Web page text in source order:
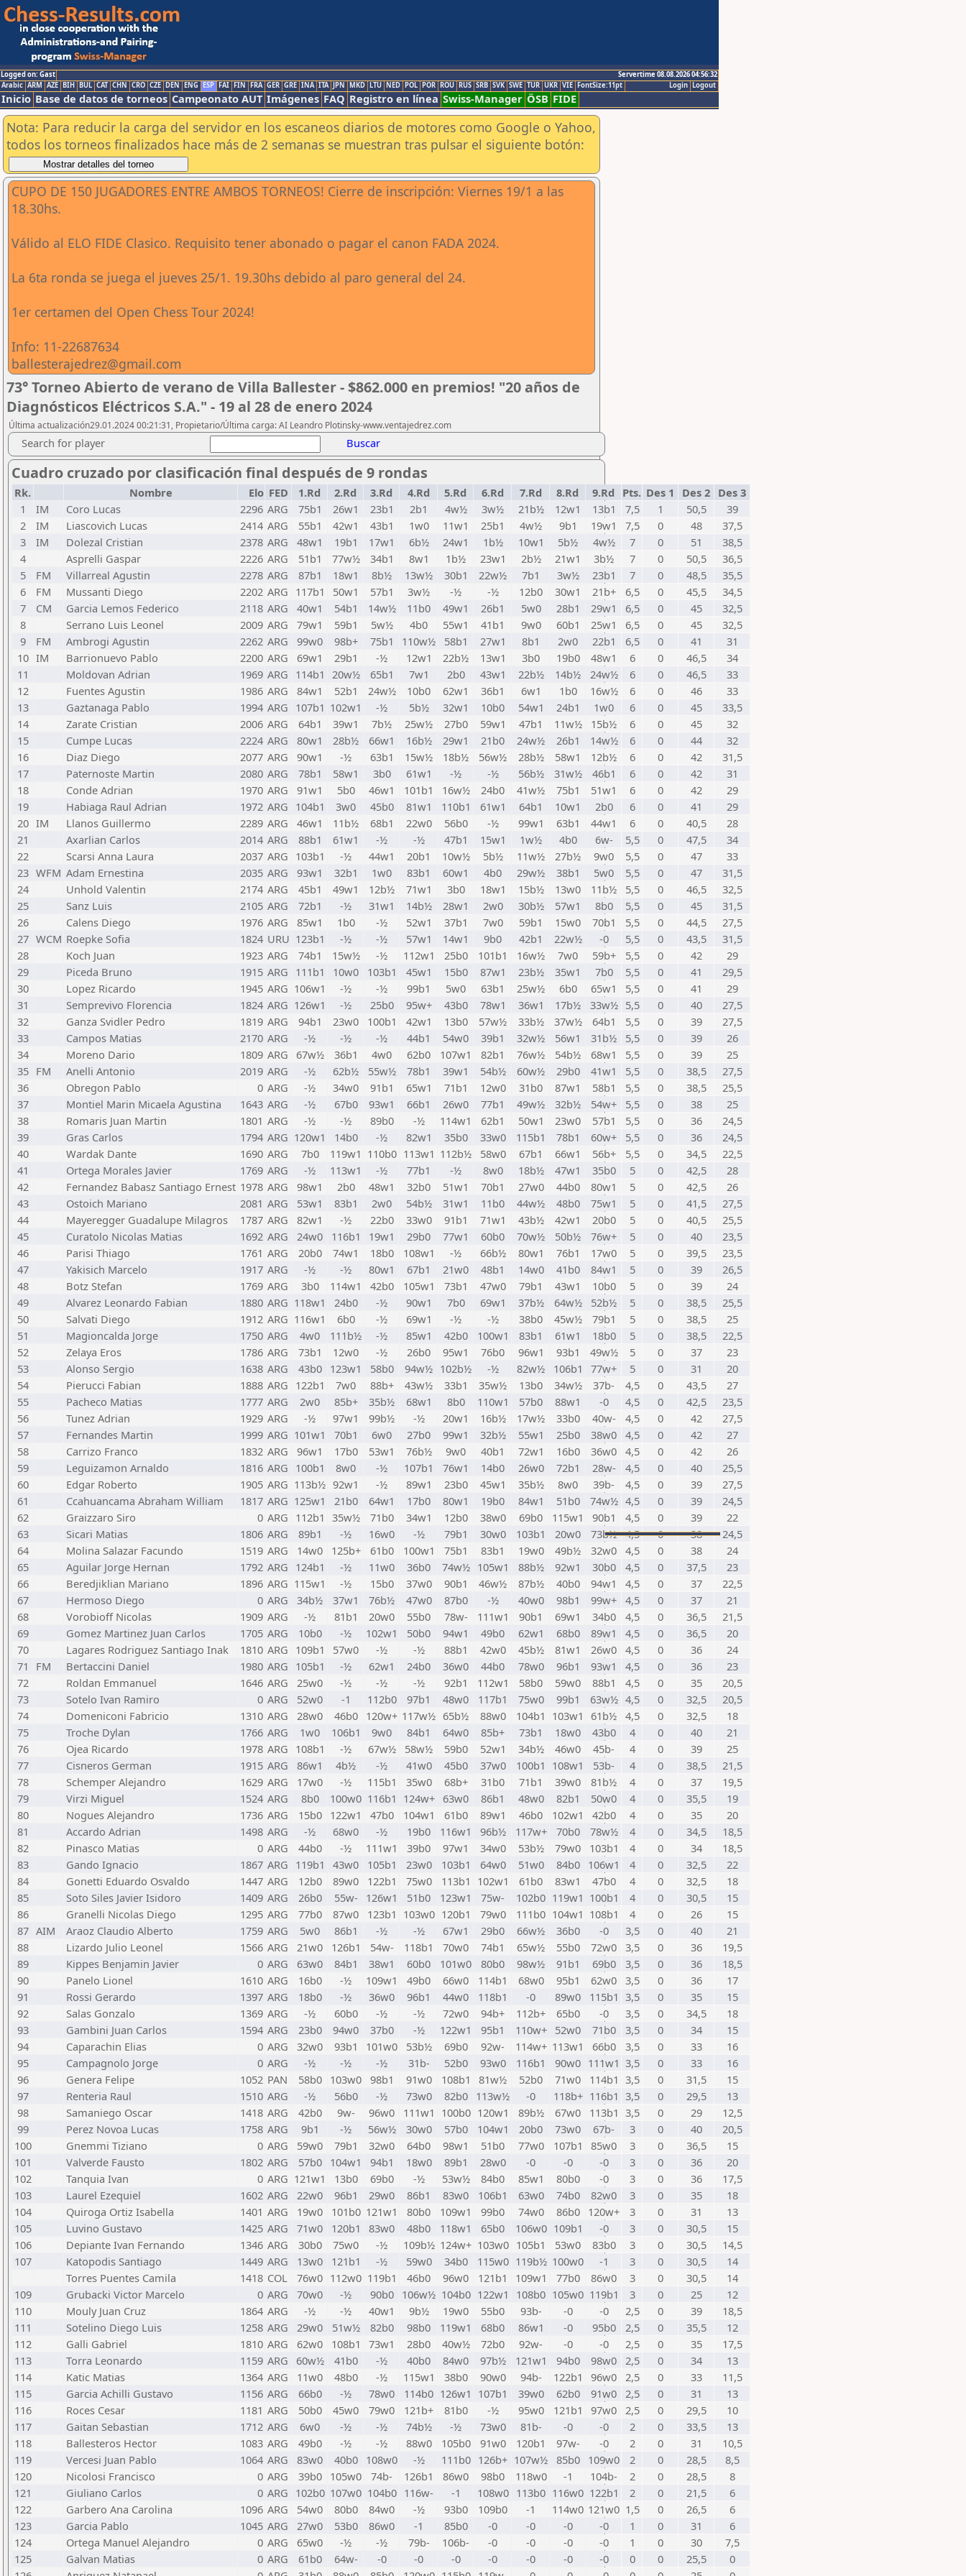
Logged on: Gast
Servertime 08.08.2026 04:56:32
Logout
Login
Arabic ARM AZE BIH BUL CAT CHN CRO CZE DEN ENG ESP FAI FIN FRA GER GRE INA ITA JPN MKD LTU NED POL POR ROU RUS SRB SVK SWE TUR UKR VIE FontSize:11pt
Inicio Base de datos de torneos Campeonato AUT Imágenes FAQ Registro en línea Swiss-Manager ÖSB FIDE
Nota: Para reducir la carga del servidor en los escaneos diarios de motores como Google o Yahoo,
todos los torneos finalizados hace más de 2 semanas se muestran tras pulsar el siguiente botón:
CUPO DE 150 JUGADORES ENTRE AMBOS TORNEOS! Cierre de inscripción: Viernes 19/1 a las
18.30hs.
Válido al ELO FIDE Clasico. Requisito tener abonado o pagar el canon FADA 2024.
La 6ta ronda se juega el jueves 25/1. 19.30hs debido al paro general del 24.
1er certamen del Open Chess Tour 2024!
Info: 11-22687634
ballesterajedrez@gmail.com
73° Torneo Abierto de verano de Villa Ballester - $862.000 en premios! "20 años de
Diagnósticos Eléctricos S.A." - 19 al 28 de enero 2024
Última actualización29.01.2024 00:21:31, Propietario/Última carga: AI Leandro Plotinsky-www.ventajedrez.com
Search for player Buscar
Cuadro cruzado por clasificación final después de 9 rondas
Rk. Nombre Elo FED 1.Rd 2.Rd 3.Rd 4.Rd 5.Rd 6.Rd 7.Rd 8.Rd 9.Rd Pts. Des 1 Des 2 Des 3
1
IM Coro Lucas 2296 ARG 75b1 26w1 23b1 2b1 4w½ 3w½ 21b½ 12w1 13b1 7,5 1 50,5
39
2
IM Liascovich Lucas 2414 ARG 55b1 42w1 43b1 1w0 11w1 25b1 4w½ 9b1 19w1 7,5 0 48
37,5
3
IM Dolezal Cristian 2378 ARG 48w1 19b1 17w1 6b½ 24w1 1b½ 10w1 5b½ 4w½ 7 0 51
38,5
4
Asprelli Gaspar 2226 ARG 51b1 77w½ 34b1 8w1 1b½ 23w1 2b½ 21w1 3b½ 7 0 50,5
36,5
5
FM Villarreal Agustin 2278 ARG 87b1 18w1 8b½ 13w½ 30b1 22w½ 7b1 3w½ 23b1 7 0 48,5
35,5
6
FM Mussanti Diego 2202 ARG 117b1 50w1 57b1 3w½ -½ -½ 12b0 30w1 21b+ 6,5 0 45,5
34,5
7
CM Garcia Lemos Federico 2118 ARG 40w1 54b1 14w½ 11b0 49w1 26b1 5w0 28b1 29w1 6,5 0 45
32,5
8
Serrano Luis Leonel 2009 ARG 79w1 59b1 5w½ 4b0 55w1 41b1 9w0 60b1 25w1 6,5 0 45
32,5
9
FM Ambrogi Agustin 2262 ARG 99w0 98b+ 75b1 110w½ 58b1 27w1 8b1 2w0 22b1 6,5 0 41
31
10 IM Barrionuevo Pablo 2200 ARG 69w1 29b1 -½ 12w1 22b½ 13w1 3b0 19b0 48w1 6 0 46,5
34
11
Moldovan Adrian 1969 ARG 114b1 20w½ 65b1 7w1 2b0 43w1 22b½ 14b½ 24w½ 6 0 46,5
33
12
Fuentes Agustin 1986 ARG 84w1 52b1 24w½ 10b0 62w1 36b1 6w1 1b0 16w½ 6 0 46
33
13
Gaztanaga Pablo 1994 ARG 107b1 102w1 -½ 5b½ 32w1 10b0 54w1 24b1 1w0 6 0 45
33,5
14
Zarate Cristian 2006 ARG 64b1 39w1 7b½ 25w½ 27b0 59w1 47b1 11w½ 15b½ 6 0 45
32
15
Cumpe Lucas 2224 ARG 80w1 28b½ 66w1 16b½ 29w1 21b0 24w½ 26b1 14w½ 6 0 44
32
16
Diaz Diego 2077 ARG 90w1 -½ 63b1 15w½ 18b½ 56w½ 28b½ 58w1 12b½ 6 0 42
31,5
17
Paternoste Martin 2080 ARG 78b1 58w1 3b0 61w1 -½ -½ 56b½ 31w½ 46b1 6 0 42
31
18
Conde Adrian 1970 ARG 91w1 5b0 46w1 101b1 16w½ 24b0 41w½ 75b1 51w1 6 0 42
29
19
Habiaga Raul Adrian 1972 ARG 104b1 3w0 45b0 81w1 110b1 61w1 64b1 10w1 2b0 6 0 41
29
20 IM Llanos Guillermo 2289 ARG 46w1 11b½ 68b1 22w0 56b0 -½ 99w1 63b1 44w1 6 0 40,5
28
21
Axarlian Carlos 2014 ARG 88b1 61w1 -½ -½ 47b1 15w1 1w½ 4b0 6w- 5,5 0 47,5
34
22
Scarsi Anna Laura 2037 ARG 103b1 -½ 44w1 20b1 10w½ 5b½ 11w½ 27b½ 9w0 5,5 0 47
33
23 WFM Adam Ernestina 2035 ARG 93w1 32b1 1w0 83b1 60w1 4b0 29w½ 38b1 5w0 5,5 0 47
31,5
24
Unhold Valentin 2174 ARG 45b1 49w1 12b½ 71w1 3b0 18w1 15b½ 13w0 11b½ 5,5 0 46,5
32,5
25
Sanz Luis 2105 ARG 72b1 -½ 31w1 14b½ 28w1 2w0 30b½ 57w1 8b0 5,5 0 45
31,5
26
Calens Diego 1976 ARG 85w1 1b0 -½ 52w1 37b1 7w0 59b1 15w0 70b1 5,5 0 44,5
27,5
27 WCM Roepke Sofia 1824 URU 123b1 -½ -½ 57w1 14w1 9b0 42b1 22w½ -0 5,5 0 43,5
31,5
28
Koch Juan 1923 ARG 74b1 15w½ -½ 112w1 25b0 101b1 16w½ 7w0 59b+ 5,5 0 42
29
29
Piceda Bruno 1915 ARG 111b1 10w0 103b1 45w1 15b0 87w1 23b½ 35w1 7b0 5,5 0 41
29,5
30
Lopez Ricardo 1945 ARG 106w1 -½ -½ 99b1 5w0 63b1 25w½ 6b0 65w1 5,5 0 41
29
31
Semprevivo Florencia 1824 ARG 126w1 -½ 25b0 95w+ 43b0 78w1 36w1 17b½ 33w½ 5,5 0 40
27,5
32
Ganza Svidler Pedro 1819 ARG 94b1 23w0 100b1 42w1 13b0 57w½ 33b½ 37w½ 64b1 5,5 0 39
27,5
33
Campos Matias 2170 ARG -½ -½ -½ 44b1 54w0 39b1 32w½ 56w1 31b½ 5,5 0 39
26
34
Moreno Dario 1809 ARG 67w½ 36b1 4w0 62b0 107w1 82b1 76w½ 54b½ 68w1 5,5 0 39
25
35 FM Anelli Antonio 2019 ARG -½ 62b½ 55w½ 78b1 39w1 54b½ 60w½ 29b0 41w1 5,5 0 38,5
27,5
36
Obregon Pablo 0 ARG -½ 34w0 91b1 65w1 71b1 12w0 31b0 87w1 58b1 5,5 0 38,5
25,5
37
Montiel Marin Micaela Agustina 1643 ARG -½ 67b0 93w1 66b1 26w0 77b1 49w½ 32b½ 54w+ 5,5 0 38
25
38
Romaris Juan Martin 1801 ARG -½ -½ 89b0 -½ 114w1 62b1 50w1 23w0 57b1 5,5 0 36
24,5
39
Gras Carlos 1794 ARG 120w1 14b0 -½ 82w1 35b0 33w0 115b1 78b1 60w+ 5,5 0 36
24,5
40
Wardak Dante 1690 ARG 7b0 119w1 110b0 113w1 112b½ 58w0 67b1 66w1 56b+ 5,5 0 34,5
22,5
41
Ortega Morales Javier 1769 ARG -½ 113w1 -½ 77b1 -½ 8w0 18b½ 47w1 35b0 5 0 42,5
28
42
Fernandez Babasz Santiago Ernest 1978 ARG 98w1 2b0 48w1 32b0 51w1 70b1 27w0 44b0 80w1 5 0 42,5
26
43
Ostoich Mariano 2081 ARG 53w1 83b1 2w0 54b½ 31w1 11b0 44w½ 48b0 75w1 5 0 41,5
27,5
44
Mayeregger Guadalupe Milagros 1787 ARG 82w1 -½ 22b0 33w0 91b1 71w1 43b½ 42w1 20b0 5 0 40,5
25,5
45
Curatolo Nicolas Matias 1692 ARG 24w0 116b1 19w1 29b0 77w1 60b0 70w½ 50b½ 76w+ 5 0 40
23,5
46
Parisi Thiago 1761 ARG 20b0 74w1 18b0 108w1 -½ 66b½ 80w1 76b1 17w0 5 0 39,5
23,5
47
Yakisich Marcelo 1917 ARG -½ -½ 80w1 67b1 21w0 48b1 14w0 41b0 84w1 5 0 39
26,5
48
Botz Stefan 1769 ARG 3b0 114w1 42b0 105w1 73b1 47w0 79b1 43w1 10b0 5 0 39
24
49
Alvarez Leonardo Fabian 1880 ARG 118w1 24b0 -½ 90w1 7b0 69w1 37b½ 64w½ 52b½ 5 0 38,5
25,5
50
Salvati Diego 1912 ARG 116w1 6b0 -½ 69w1 -½ -½ 38b0 45w½ 79b1 5 0 38,5
25
51
Magioncalda Jorge 1750 ARG 4w0 111b½ -½ 85w1 42b0 100w1 83b1 61w1 18b0 5 0 38,5
22,5
52
Zelaya Eros 1786 ARG 73b1 12w0 -½ 26b0 95w1 76b0 96w1 93b1 49w½ 5 0 37
23
53
Alonso Sergio 1638 ARG 43b0 123w1 58b0 94w½ 102b½ -½ 82w½ 106b1 77w+ 5 0 31
20
54
Pierucci Fabian 1888 ARG 122b1 7w0 88b+ 43w½ 33b1 35w½ 13b0 34w½ 37b- 4,5 0 43,5
27
55
Pacheco Matias 1777 ARG 2w0 85b+ 35b½ 68w1 8b0 110w1 57b0 88w1 -0 4,5 0 42,5
23,5
56
Tunez Adrian 1929 ARG -½ 97w1 99b½ -½ 20w1 16b½ 17w½ 33b0 40w- 4,5 0 42
27,5
57
Fernandes Martin 1999 ARG 101w1 70b1 6w0 27b0 99w1 32b½ 55w1 25b0 38w0 4,5 0 42
27
58
Carrizo Franco 1832 ARG 96w1 17b0 53w1 76b½ 9w0 40b1 72w1 16b0 36w0 4,5 0 42
26
59
Leguizamon Arnaldo 1816 ARG 100b1 8w0 -½ 107b1 76w1 14b0 26w0 72b1 28w- 4,5 0 40
25,5
60
Edgar Roberto 1905 ARG 113b½ 92w1 -½ 89w1 23b0 45w1 35b½ 8w0 39b- 4,5 0 39
27,5
61
Ccahuancama Abraham William 1817 ARG 125w1 21b0 64w1 17b0 80w1 19b0 84w1 51b0 74w½ 4,5 0 39
24,5
62
Graizzaro Siro 0 ARG 112b1 35w½ 71b0 34w1 12b0 38w0 69b0 115w1 90b1 4,5 0 39
22
63
Sicari Matias 1806 ARG 89b1 -½ 16w0 -½ 79b1 30w0 103b1 20w0 73b½ 4,5 0 38
24,5
64
Molina Salazar Facundo 1519 ARG 14w0 125b+ 61b0 100w1 75b1 83b1 19w0 49b½ 32w0 4,5 0 38
24
65
Aguilar Jorge Hernan 1792 ARG 124b1 -½ 11w0 36b0 74w½ 105w1 88b½ 92w1 30b0 4,5 0 37,5
23
66
Beredjiklian Mariano 1896 ARG 115w1 -½ 15b0 37w0 90b1 46w½ 87b½ 40b0 94w1 4,5 0 37
22,5
67
Hermoso Diego 0 ARG 34b½ 37w1 76b½ 47w0 87b0 -½ 40w0 98b1 99w+ 4,5 0 37
21
68
Vorobioff Nicolas 1909 ARG -½ 81b1 20w0 55b0 78w- 111w1 90b1 69w1 34b0 4,5 0 36,5
21,5
69
Gomez Martinez Juan Carlos 1705 ARG 10b0 -½ 102w1 50b0 94w1 49b0 62w1 68b0 89w1 4,5 0 36,5
20
70
Lagares Rodriguez Santiago Inak 1810 ARG 109b1 57w0 -½ -½ 88b1 42w0 45b½ 81w1 26w0 4,5 0 36
24
71
FM Bertaccini Daniel 1980 ARG 105b1 -½ 62w1 24b0 36w0 44b0 78w0 96b1 93w1 4,5 0 36
23
72
Roldan Emmanuel 1646 ARG 25w0 -½ -½ -½ 92b1 112w1 58b0 59w0 88b1 4,5 0 35
20,5
73
Sotelo Ivan Ramiro 0 ARG 52w0 -1 112b0 97b1 48w0 117b1 75w0 99b1 63w½ 4,5 0 32,5
20,5
74
Domeniconi Fabricio 1310 ARG 28w0 46b0 120w+ 117w½ 65b½ 88w0 104b1 103w1 61b½ 4,5 0 32,5
18
75
Troche Dylan 1766 ARG 1w0 106b1 9w0 84b1 64w0 85b+ 73b1 18w0 43b0 4 0 40
21
76
Ojea Ricardo 1978 ARG 108b1 -½ 67w½ 58w½ 59b0 52w1 34b½ 46w0 45b- 4 0 39
25
77
Cisneros German 1915 ARG 86w1 4b½ -½ 41w0 45b0 37w0 100b1 108w1 53b- 4 0 38,5
21,5
78
Schemper Alejandro 1629 ARG 17w0 -½ 115b1 35w0 68b+ 31b0 71b1 39w0 81b½ 4 0 37
19,5
79
Virzi Miguel 1524 ARG 8b0 100w0 116b1 124w+ 63w0 86b1 48w0 82b1 50w0 4 0 35,5
19
80
Nogues Alejandro 1736 ARG 15b0 122w1 47b0 104w1 61b0 89w1 46b0 102w1 42b0 4 0 35
20
81
Accardo Adrian 1498 ARG -½ 68w0 -½ 19b0 116w1 96b½ 117w+ 70b0 78w½ 4 0 34,5
18,5
82
Pinasco Matias 0 ARG 44b0 -½ 111w1 39b0 97w1 34w0 53b½ 79w0 103b1 4 0 34
18,5
83
Gando Ignacio 1867 ARG 119b1 43w0 105b1 23w0 103b1 64w0 51w0 84b0 106w1 4 0 32,5
22
84
Gonetti Eduardo Osvaldo 1447 ARG 12b0 89w0 122b1 75w0 113b1 102w1 61b0 83w1 47b0 4 0 32,5
18
85
Soto Siles Javier Isidoro 1409 ARG 26b0 55w- 126w1 51b0 123w1 75w- 102b0 119w1 100b1 4 0 30,5
15
86
Granelli Nicolas Diego 1295 ARG 77b0 87w0 123b1 103w0 120b1 79w0 111b0 104w1 108b1 4 0 26
15
87 AIM Araoz Claudio Alberto 1759 ARG 5w0 86b1 -½ -½ 67w1 29b0 66w½ 36b0 -0 3,5 0 40
21
88
Lizardo Julio Leonel 1566 ARG 21w0 126b1 54w- 118b1 70w0 74b1 65w½ 55b0 72w0 3,5 0 36
19,5
89
Kippes Benjamin Javier 0 ARG 63w0 84b1 38w1 60b0 101w0 80b0 98w½ 91b1 69b0 3,5 0 36
18,5
90
Panelo Lionel 1610 ARG 16b0 -½ 109w1 49b0 66w0 114b1 68w0 95b1 62w0 3,5 0 36
17
91
Rossi Gerardo 1397 ARG 18b0 -½ 36w0 96b1 44w0 118b1 -0 89w0 115b1 3,5 0 35
15
92
Salas Gonzalo 1369 ARG -½ 60b0 -½ -½ 72w0 94b+ 112b+ 65b0 -0 3,5 0 34,5
18
93
Gambini Juan Carlos 1594 ARG 23b0 94w0 37b0 -½ 122w1 95b1 110w+ 52w0 71b0 3,5 0 34
15
94
Caparachin Elias 0 ARG 32w0 93b1 101w0 53b½ 69b0 92w- 114w+ 113w1 66b0 3,5 0 33
16
95
Campagnolo Jorge 0 ARG -½ -½ -½ 31b- 52b0 93w0 116b1 90w0 111w1 3,5 0 33
16
96
Genera Felipe 1052 PAN 58b0 103w0 98b1 91w0 108b1 81w½ 52b0 71w0 114b1 3,5 0 31,5
15
97
Renteria Raul 1510 ARG -½ 56b0 -½ 73w0 82b0 113w½ -0 118b+ 116b1 3,5 0 29,5
13
98
Samaniego Oscar 1418 ARG 42b0 9w- 96w0 111w1 100b0 120w1 89b½ 67w0 113b1 3,5 0 29
12,5
99
Perez Novoa Lucas 1758 ARG 9b1 -½ 56w½ 30w0 57b0 104w1 20b0 73w0 67b- 3 0 40
20,5
100
Gnemmi Tiziano 0 ARG 59w0 79b1 32w0 64b0 98w1 51b0 77w0 107b1 85w0 3 0 36,5
15
101
Valverde Fausto 1802 ARG 57b0 104w1 94b1 18w0 89b1 28w0 -0 -0 -0 3 0 36
20
102
Tanquia Ivan 0 ARG 121w1 13b0 69b0 -½ 53w½ 84b0 85w1 80b0 -0 3 0 36
17,5
103
Laurel Ezequiel 1602 ARG 22w0 96b1 29w0 86b1 83w0 106b1 63w0 74b0 82w0 3 0 35
18
104
Quiroga Ortiz Isabella 1401 ARG 19w0 101b0 121w1 80b0 109w1 99b0 74w0 86b0 120w+ 3 0 31
13
105
Luvino Gustavo 1425 ARG 71w0 120b1 83w0 48b0 118w1 65b0 106w0 109b1 -0 3 0 30,5
15
106
Depiante Ivan Fernando 1346 ARG 30b0 75w0 -½ 109b½ 124w+ 103w0 105b1 53w0 83b0 3 0 30,5
14,5
107
Katopodis Santiago 1449 ARG 13w0 121b1 -½ 59w0 34b0 115w0 119b½ 100w0 -1 3 0 30,5
14
Torres Puentes Camila
1418 COL 76w0 112w0 119b1 46b0 96w0 121b1 109w1 77b0 86w0 3 0 30,5
14
109
Grubacki Victor Marcelo 0 ARG 70w0 -½ 90b0 106w½ 104b0 122w1 108b0 105w0 119b1 3 0 25
12
110
Mouly Juan Cruz 1864 ARG -½ -½ 40w1 9b½ 19w0 55b0 93b- -0 -0 2,5 0 39
18,5
111
Sotelino Diego Luis 1258 ARG 29w0 51w½ 82b0 98b0 119w1 68b0 86w1 -0 95b0 2,5 0 35,5
12
112
Galli Gabriel 1810 ARG 62w0 108b1 73w1 28b0 40w½ 72b0 92w- -0 -0 2,5 0 35
17,5
113
Torra Leonardo 1159 ARG 60w½ 41b0 -½ 40b0 84w0 97b½ 121w1 94b0 98w0 2,5 0 34
13
114
Katic Matias 1364 ARG 11w0 48b0 -½ 115w1 38b0 90w0 94b- 122b1 96w0 2,5 0 33
11,5
115
Garcia Achilli Gustavo 1156 ARG 66b0 -½ 78w0 114b0 126w1 107b1 39w0 62b0 91w0 2,5 0 31
13
116
Roces Cesar 1181 ARG 50b0 45w0 79w0 121b+ 81b0 -½ 95w0 121b1 97w0 2,5 0 29,5
10
117
Gaitan Sebastian 1712 ARG 6w0 -½ -½ 74b½ -½ 73w0 81b- -0 -0 2 0 33,5
13
118
Ballesteros Hector 1083 ARG 49b0 -½ -½ 88w0 105b0 91w0 120b1 97w- -0 2 0 31
10,5
119
Vercesi Juan Pablo 1064 ARG 83w0 40b0 108w0 -½ 111b0 126b+ 107w½ 85b0 109w0 2 0 28,5
8,5
120
Nicolosi Francisco 0 ARG 39b0 105w0 74b- 126b1 86w0 98b0 118w0 -1 104b- 2 0 28,5
8
121
Giuliano Carlos 0 ARG 102b0 107w0 104b0 116w- -1 108w0 113b0 116w0 122b1 2 0 21,5
6
122
Garbero Ana Carolina 1096 ARG 54w0 80b0 84w0 -½ 93b0 109b0 -1 114w0 121w0 1,5 0 26,5
6
123
Garcia Pablo 1045 ARG 27w0 53b0 86w0 -1 85b0 -0 -0 -0 -0 1 0 31
6
124
Ortega Manuel Alejandro 0 ARG 65w0 -½ -½ 79b- 106b- -0 -0 -0 -0 1 0 30
7,5
125
Galvan Matias 0 ARG 61b0 64w- -0 -0 -0 -0 -0 -0 -0 0 0 25,5
0